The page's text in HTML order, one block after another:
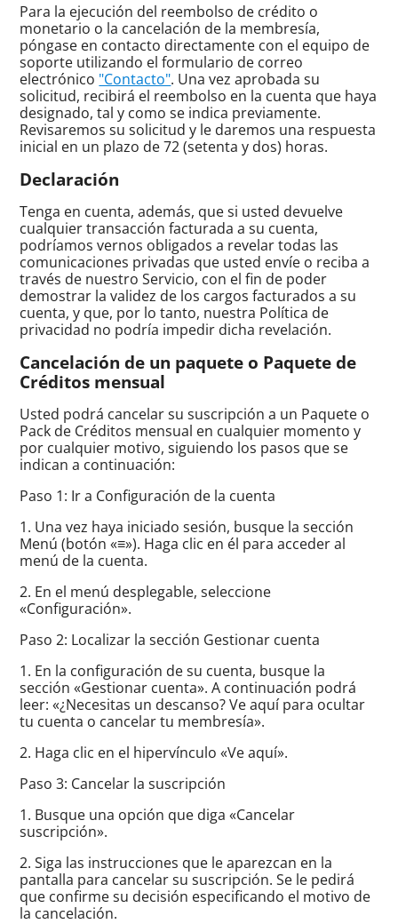
Para la ejecución del reembolso de crédito o
monetario o la cancelación de la membresía,
póngase en contacto directamente con el equipo de
soporte utilizando el formulario de correo
electrónico "Contacto". Una vez aprobada su
solicitud, recibirá el reembolso en la cuenta que haya
designado, tal y como se indica previamente.
Revisaremos su solicitud y le daremos una respuesta
inicial en un plazo de 72 (setenta y dos) horas.
Declaración
Tenga en cuenta, además, que si usted devuelve
cualquier transacción facturada a su cuenta,
podríamos vernos obligados a revelar todas las
comunicaciones privadas que usted envíe o reciba a
través de nuestro Servicio, con el fin de poder
demostrar la validez de los cargos facturados a su
cuenta, y que, por lo tanto, nuestra Política de
privacidad no podría impedir dicha revelación.
Cancelación de un paquete o Paquete de
Créditos mensual
Usted podrá cancelar su suscripción a un Paquete o
Pack de Créditos mensual en cualquier momento y
por cualquier motivo, siguiendo los pasos que se
indican a continuación:
Paso 1: Ir a Configuración de la cuenta
1. Una vez haya iniciado sesión, busque la sección
Menú (botón «≡»). Haga clic en él para acceder al
menú de la cuenta.
2. En el menú desplegable, seleccione
«Configuración».
Paso 2: Localizar la sección Gestionar cuenta
1. En la configuración de su cuenta, busque la
sección «Gestionar cuenta». A continuación podrá
leer: «¿Necesitas un descanso? Ve aquí para ocultar
tu cuenta o cancelar tu membresía».
2. Haga clic en el hipervínculo «Ve aquí».
Paso 3: Cancelar la suscripción
1. Busque una opción que diga «Cancelar
suscripción».
2. Siga las instrucciones que le aparezcan en la
pantalla para cancelar su suscripción. Se le pedirá
que confirme su decisión especificando el motivo de
la cancelación.